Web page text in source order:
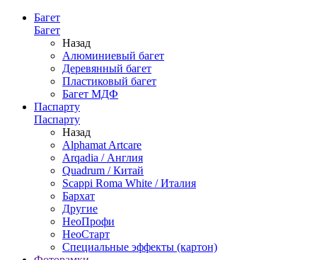
Багет
Багет
Назад
Алюминиевый багет
Деревянный багет
Пластиковый багет
Багет МДФ
Паспарту
Паспарту
Назад
Alphamat Artcare
Arqadia / Англия
Quadrum / Китай
Scappi Roma White / Италия
Бархат
Другие
НеоПрофи
НеоСтарт
Специальные эффекты (картон)